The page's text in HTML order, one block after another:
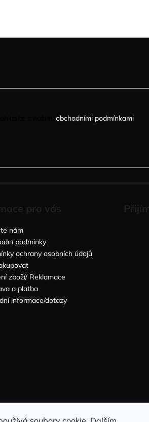
obchodními podmínkami.
nám
podmínky
ochrany osobních údajů
zboží/ Reklamace
a platba
informace/dotazy
Sleduj